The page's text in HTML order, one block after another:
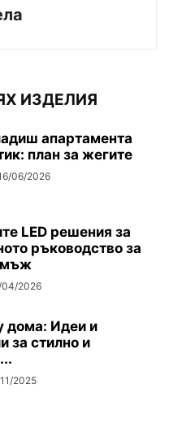
ИЗДЕЛИЯ
апартамента
план за жегите
06/2026
LED решения за
ръководство за
мъж
2026
дома: Идеи и
за стилно и
2025